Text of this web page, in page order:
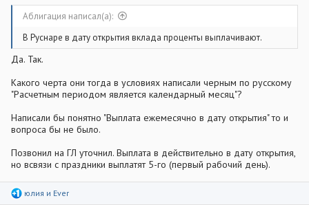
Аблигация написал(а):
В Руснаре в дату открытия вклада проценты выплачивают.
Да. Так.
Какого черта они тогда в условиях написали черным по русскому
"Расчетным периодом является календарный месяц"?
Написали бы понятно "Выплата ежемесячно в дату открытия" то и
вопроса бы не было.
Позвонил на ГЛ уточнил. Выплата в действительно в дату открытия,
но всвязи с праздники выплатят 5-го (первый рабочий день).
Р
юлия и Ever